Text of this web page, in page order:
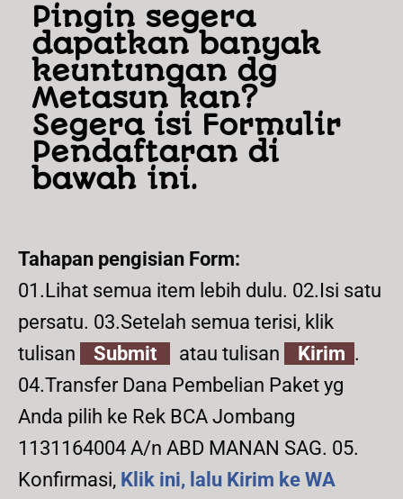
Pingin segera
dapatkan banyak
keuntungan dg
Metasun kan?
Segera isi Formulir
Pendaftaran di
bawah ini.
Tahapan pengisian Form:
01.Lihat semua item lebih dulu. 02.Isi satu
persatu. 03.Setelah semua terisi, klik
tulisan
Submit atau tulisan Kirim .
04.Transfer Dana Pembelian Paket yg
Anda pilih ke Rek BCA Jombang
1131164004 A/n ABD MANAN SAG. 05.
Konfirmasi, Klik ini, lalu Kirim ke WA